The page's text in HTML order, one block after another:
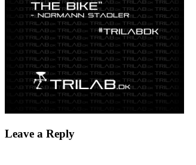
Leave a Reply